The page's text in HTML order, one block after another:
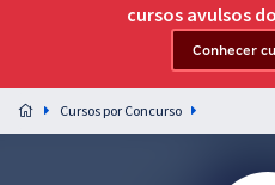
Preparação completa e intensiva para
residências em saúde do Brasil
cursos avulsos
Conhecer
Cursos por Concurso